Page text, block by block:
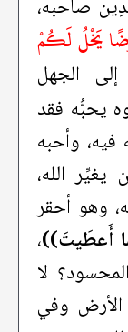
صاحبه،
يَخْلُ لَكُمْ
إلى الجهل
يحبُّه فقد
وأحبه
الله،
وهو أحقر
أَعطَيتَ))،
لا
الأرض وفي